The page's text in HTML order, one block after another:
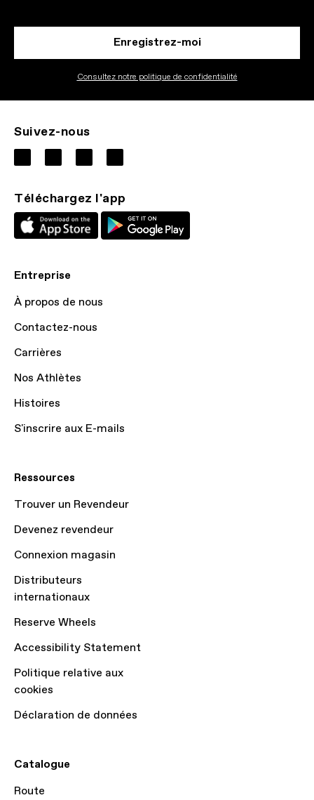
Enregistrez-moi
Consultez notre politique de confidentialité
Suivez-nous
Téléchargez l'app
Entreprise
À propos de nous
Contactez-nous
Carrières
Nos Athlètes
Histoires
S'inscrire aux E-mails
Ressources
Trouver un Revendeur
Devenez revendeur
Connexion magasin
Distributeurs
internationaux
Reserve Wheels
Accessibility Statement
Politique relative aux
cookies
Déclaration de données
Catalogue
Route